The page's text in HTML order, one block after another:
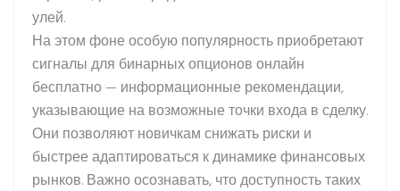
улей.
На этом фоне особую популярность приобретают
сигналы для бинарных опционов онлайн
бесплатно — информационные рекомендации,
указывающие на возможные точки входа в сделку.
Они позволяют новичкам снижать риски и
быстрее адаптироваться к динамике финансовых
рынков. Важно осознавать, что доступность таких